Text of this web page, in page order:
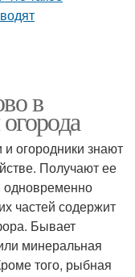
в
огородники знают
Получают ее
одновременно
частей содержит
Бывает
минеральная
того, рыбная